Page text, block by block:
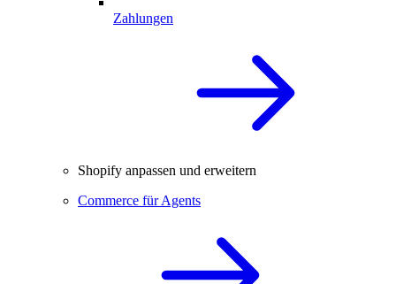
Zahlungen
Shopify anpassen und erweitern
Commerce für Agents